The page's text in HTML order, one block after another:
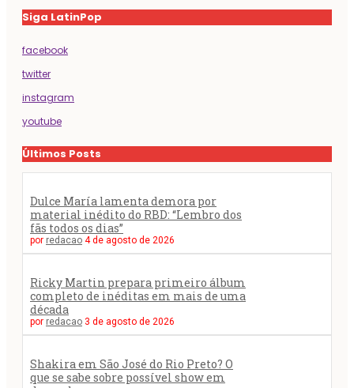
Siga LatinPop
facebook
twitter
instagram
youtube
Últimos Posts
Dulce María lamenta demora por
material inédito do RBD: “Lembro dos
fãs todos os dias”
por redacao 4 de agosto de 2026
Ricky Martin prepara primeiro álbum
completo de inéditas em mais de uma
década
por redacao 3 de agosto de 2026
Shakira em São José do Rio Preto? O
que se sabe sobre possível show em